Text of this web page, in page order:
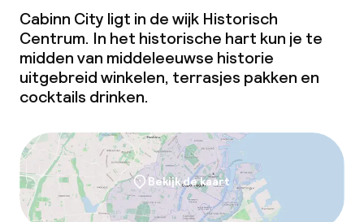
Cabinn City ligt in de wijk Historisch
Centrum. In het historische hart kun je te
midden van middeleeuwse historie
uitgebreid winkelen, terrasjes pakken en
cocktails drinken.
Bekijk de kaart